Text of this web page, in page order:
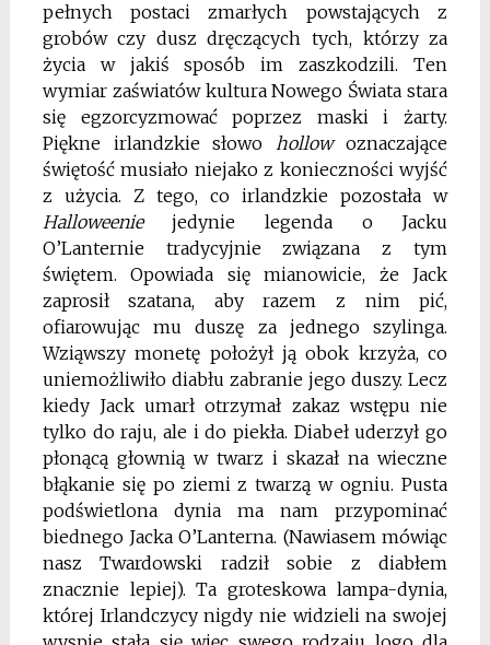
pełnych postaci zmarłych powstających z
grobów czy dusz dręczących tych, którzy za
życia w jakiś sposób im zaszkodzili. Ten
wymiar zaświatów kultura Nowego Świata stara
się egzorcyzmować poprzez maski i żarty.
Piękne irlandzkie słowo hollowoznaczające
świętość musiało niejako z konieczności wyjść
z użycia. Z tego, co irlandzkie pozostała w
Halloweeniejedynie legenda o Jacku
O’Lanternie tradycyjnie związana z tym
świętem. Opowiada się mianowicie, że Jack
zaprosił szatana, aby razem z nim pić,
ofiarowując mu duszę za jednego szylinga.
Wziąwszy monetę położył ją obok krzyża, co
uniemożliwiło diabłu zabranie jego duszy. Lecz
kiedy Jack umarł otrzymał zakaz wstępu nie
tylko do raju, ale i do piekła. Diabeł uderzył go
płonącą głownią w twarz i skazał na wieczne
błąkanie się po ziemi z twarzą w ogniu. Pusta
podświetlona dynia ma nam przypominać
biednego Jacka O’Lanterna. (Nawiasem mówiąc
nasz Twardowski radził sobie z diabłem
znacznie lepiej). Ta groteskowa lampa-dynia,
której Irlandczycy nigdy nie widzieli na swojej